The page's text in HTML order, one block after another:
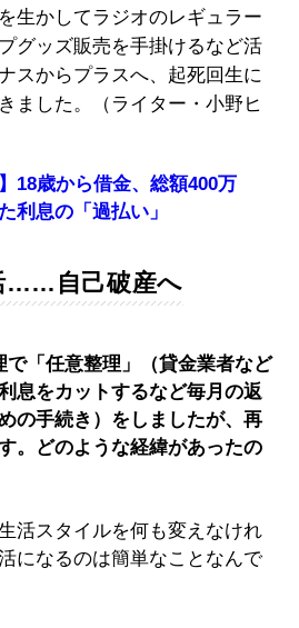
生かしてラジオのレギュラー
グッズ販売を手掛けるなど活
スからプラスへ、起死回生に
ました。（ライター・小野ヒ
18歳から借金、総額400万
利息の「過払い」
……自己破産へ
「任意整理」（貸金業者など
息をカットするなど毎月の返
の手続き）をしましたが、再
。どのような経緯があったの
活スタイルを何も変えなけれ
になるのは簡単なことなんで